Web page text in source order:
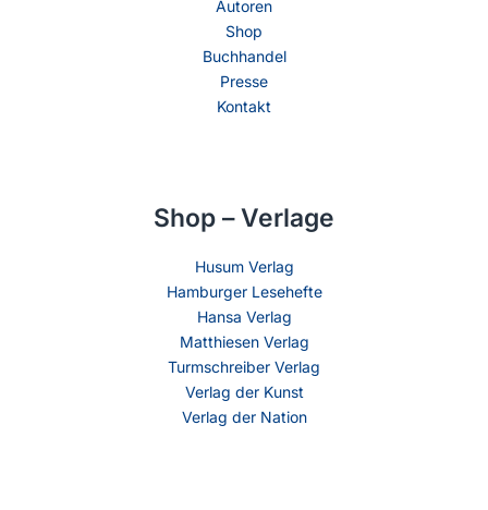
Autoren
Shop
Buchhandel
Presse
Kontakt
Shop – Verlage
Husum Verlag
Hamburger Lesehefte
Hansa Verlag
Matthiesen Verlag
Turmschreiber Verlag
Verlag der Kunst
Verlag der Nation